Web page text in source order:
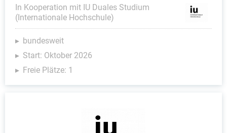
In Kooperation mit IU Duales Studium
(Internationale Hochschule)
bundesweit
Start: Oktober 2026
Freie Plätze: 1